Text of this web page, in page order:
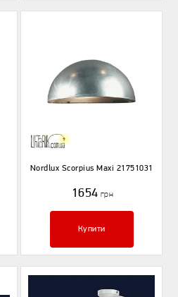
Nordlux Scorpius Maxi 21751031
1654 грн
Купити